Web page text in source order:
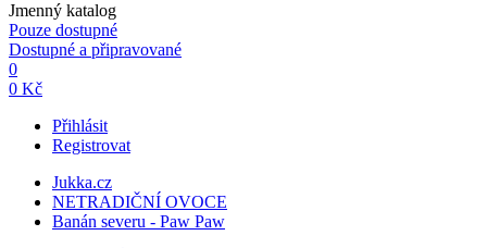
Jmenný katalog
Pouze dostupné
Dostupné a připravované
0
0 Kč
Přihlásit
Registrovat
Jukka.cz
NETRADIČNÍ OVOCE
Banán severu - Paw Paw